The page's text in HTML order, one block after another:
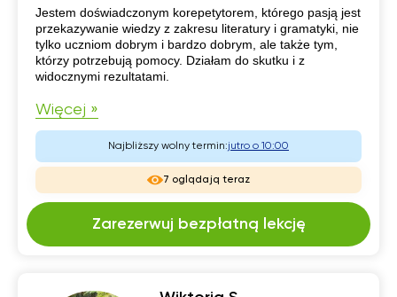
CV
Jestem doświadczonym korepetytorem, którego pasją jest
przekazywanie wiedzy z zakresu literatury i gramatyki, nie
tylko uczniom dobrym i bardzo dobrym, ale także tym,
którzy potrzebują pomocy. Działam do skutku i z
widocznymi rezultatami.
Więcej »
Najbliższy wolny termin:jutro o 10:00
7 oglądają teraz
Zarezerwuj bezpłatną lekcję